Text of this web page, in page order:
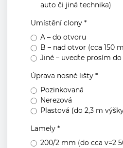
auto či jiná technika)
Umístění clony *
A – do otvoru
B – nad otvor (cca 150
Jiné – uveďte prosím
Úprava nosné lišty *
Pozinkovaná
Nerezová
Plastová (do 2,3 m
Lamely *
200/2 mm (do cca v=2